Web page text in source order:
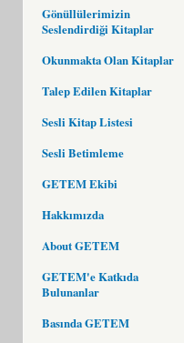
Gönüllülerimizin
Seslendirdiği Kitaplar
Okunmakta Olan Kitaplar
Talep Edilen Kitaplar
Sesli Kitap Listesi
Sesli Betimleme
GETEM Ekibi
Hakkımızda
About GETEM
GETEM'e Katkıda
Bulunanlar
Basında GETEM